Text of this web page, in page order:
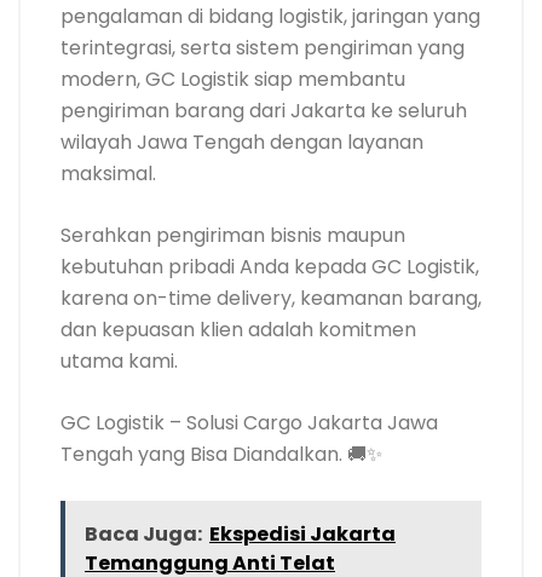
pengalaman di bidang logistik, jaringan yang
terintegrasi, serta sistem pengiriman yang
modern, GC Logistik siap membantu
pengiriman barang dari Jakarta ke seluruh
wilayah Jawa Tengah dengan layanan
maksimal.
Serahkan pengiriman bisnis maupun
kebutuhan pribadi Anda kepada GC Logistik,
karena on-time delivery, keamanan barang,
dan kepuasan klien adalah komitmen
utama kami.
GC Logistik – Solusi Cargo Jakarta Jawa
Tengah yang Bisa Diandalkan. 🚚✨
Baca Juga: Ekspedisi Jakarta
Temanggung Anti Telat